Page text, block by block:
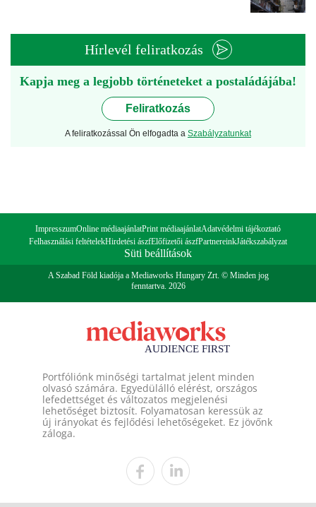
Hírlevél feliratkozás
Kapja meg a legjobb történeteket a postaládájába!
Feliratkozás
A feliratkozással Ön elfogadta a Szabályzatunkat
ImpresszumOnline médiaajánlatPrint médiaajánlatAdatvédelmi tájékoztató
Felhasználási feltételekHirdetési ászfElőfizetői ászfPartnereinkJátékszabályzat
Süti beállítások
A Szabad Föld kiadója a Mediaworks Hungary Zrt. © Minden jog
fenntartva. 2026
Portfóliónk minőségi tartalmat jelent minden
olvasó számára. Egyedülálló elérést, országos
lefedettséget és változatos megjelenési
lehetőséget biztosít. Folyamatosan keressük az
új irányokat és fejlődési lehetőségeket. Ez jövőnk
záloga.